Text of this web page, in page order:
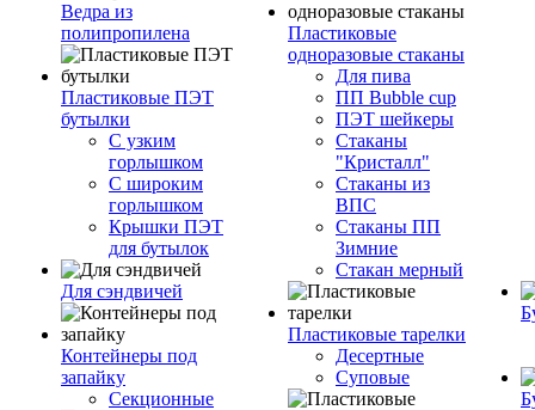
Ведра из
полипропилена
Пластиковые ПЭТ
бутылки
С узким
горлышком
С широким
горлышком
Крышки ПЭТ
для бутылок
Для сэндвичей
Контейнеры под
запайку
Секционные
Пластиковые
одноразовые стаканы
Для пива
ПП Bubble cup
ПЭТ шейкеры
Стаканы
"Кристалл"
Стаканы из
ВПС
Стаканы ПП
Зимние
Стакан мерный
Пластиковые тарелки
Десертные
Суповые